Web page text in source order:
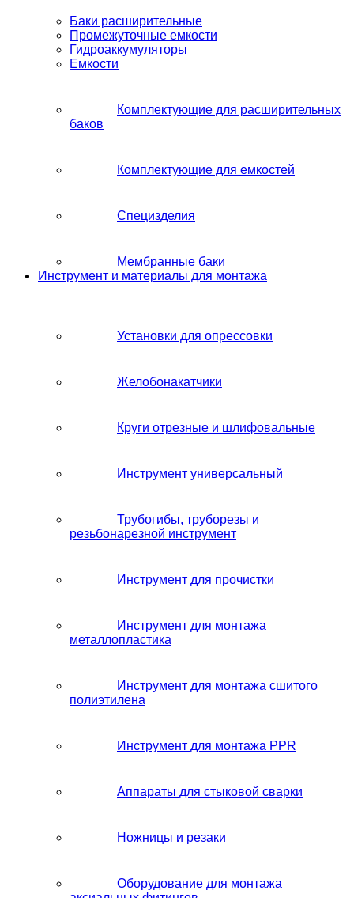
Баки расширительные
Промежуточные емкости
Гидроаккумуляторы
Емкости
Комплектующие для расширительных
баков
Комплектующие для емкостей
Специзделия
Мембранные баки
Инструмент и материалы для монтажа
Установки для опрессовки
Желобонакатчики
Круги отрезные и шлифовальные
Инструмент универсальный
Трубогибы, труборезы и
резьбонарезной инструмент
Инструмент для прочистки
Инструмент для монтажа
металлопластика
Инструмент для монтажа сшитого
полиэтилена
Инструмент для монтажа PPR
Аппараты для стыковой сварки
Ножницы и резаки
Оборудование для монтажа